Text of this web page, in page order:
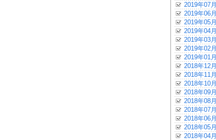
2019年07月
2019年06月
2019年05月
2019年04月
2019年03月
2019年02月
2019年01月
2018年12月
2018年11月
2018年10月
2018年09月
2018年08月
2018年07月
2018年06月
2018年05月
2018年04月